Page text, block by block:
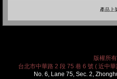
產品上
版權所
台北市中華路 2 段 75 巷 6 號 ( 近中
No. 6, Lane 75, Sec. 2,